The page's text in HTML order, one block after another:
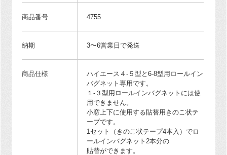
商品番号 4755
納期 3〜6営業日で発送
商品仕様
ハイエース４-５型と6-8型用ロールイン
バグネット専用です。
１-３型用ロールインバグネットには使
用できません。
小窓上下に使用する貼替用きのこ状テ
ープです。
1セット（きのこ状テープ4本入）でロ
ールインバグネット2本分の
貼替ができます。